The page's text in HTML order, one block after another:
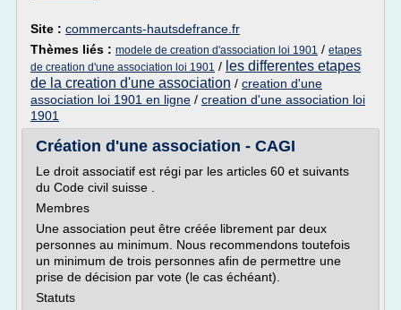
Site : commercants-hautsdefrance.fr
Thèmes liés : modele de creation d'association loi 1901 / etapes
de creation d'une association loi 1901 / les differentes etapes
de la creation d'une association / creation d'une
association loi 1901 en ligne / creation d'une association loi
1901
Création d'une association - CAGI
Le droit associatif est régi par les articles 60 et suivants
du Code civil suisse .
Membres
Une association peut être créée librement par deux
personnes au minimum. Nous recommendons toutefois
un minimum de trois personnes afin de permettre une
prise de décision par vote (le cas échéant).
Statuts